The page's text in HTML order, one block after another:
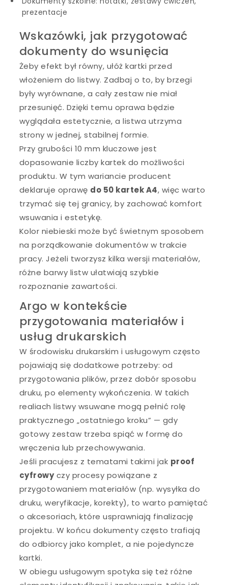
prezentacje
Wskazówki, jak przygotować
dokumenty do wsunięcia
Żeby efekt był równy, ułóż kartki przed
włożeniem do listwy. Zadbaj o to, by brzegi
były wyrównane, a cały zestaw nie miał
przesunięć. Dzięki temu oprawa będzie
wyglądała estetycznie, a listwa utrzyma
strony w jednej, stabilnej formie.
Przy grubości 10 mm kluczowe jest
dopasowanie liczby kartek do możliwości
produktu. W tym wariancie producent
deklaruje oprawę do 50 kartek A4, więc warto
trzymać się tej granicy, by zachować komfort
wsuwania i estetykę.
Kolor niebieski może być świetnym sposobem
na porządkowanie dokumentów w trakcie
pracy. Jeżeli tworzysz kilka wersji materiałów,
różne barwy listw ułatwiają szybkie
rozpoznanie zawartości.
Argo w kontekście
przygotowania materiałów i
usług drukarskich
W środowisku drukarskim i usługowym często
pojawiają się dodatkowe potrzeby: od
przygotowania plików, przez dobór sposobu
druku, po elementy wykończenia. W takich
realiach listwy wsuwane mogą pełnić rolę
praktycznego „ostatniego kroku” — gdy
gotowy zestaw trzeba spiąć w formę do
wręczenia lub przechowywania.
Jeśli pracujesz z tematami takimi jak proof
cyfrowyczy procesy powiązane z
przygotowaniem materiałów (np. wysyłka do
druku, weryfikacje, korekty), to warto pamiętać
o akcesoriach, które usprawniają finalizację
projektu. W końcu dokumenty często trafiają
do odbiorcy jako komplet, a nie pojedyncze
kartki.
W obiegu usługowym spotyka się też różne